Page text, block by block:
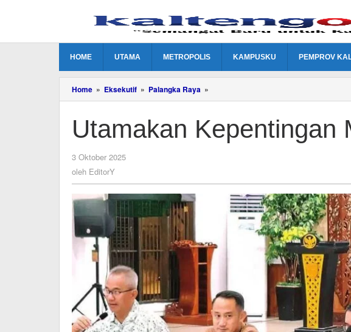
HOME UTAMA METROPOLIS KAMPUSKU PEMPROV
Home » Eksekutif » Palangka Raya »
Kepentingan
Utamakan Kepentingan
3 Oktober 2025
oleh EditorY